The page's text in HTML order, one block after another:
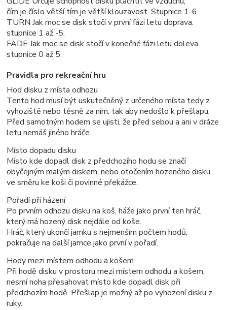
čím je číslo větší tím je větší klouzavost. Stupnice 1-6
TURN Jak moc se disk stočí v první fázi letu doprava.
stupnice 1 až -5.
FADE Jak moc se disk stočí v konečné fázi letu doleva.
stupnice 0 až 5.
Pravidla pro rekreační hru
Hod disku z místa odhozu
Tento hod musí být uskutečněný z určeného místa tedy z
vyhoziště nebo těsně za ním, tak aby nedošlo k přešlapu.
Před samotným hodem se ujisti, že před sebou a ani v dráze
letu nemáš jiného hráče.
Místo dopadu disku
Místo kde dopadl disk z předchozího hodu se značí
obyčejným malým diskem, nebo otočením hozeného disku,
ve směru ke koši či povinné překážce.
Pořadí při házení
Po prvním odhozu disku na koš, háže jako první ten hráč,
který má hozený disk nejdále od koše.
Hráč, který ukončí jamku s nejmenším počtem hodů,
pokračuje na další jamce jako první v pořadí.
Hody mezi místem odhodu a košem
Při hodě disku v prostoru mezi místem odhodu a košem,
nesmí noha přesahovat místo kde dopadl disk při
předchozím hodě. Přešlap je možný až po vyhození disku z
ruky.